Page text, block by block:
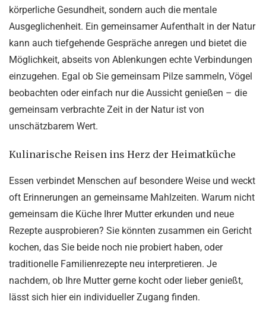
körperliche Gesundheit, sondern auch die mentale
Ausgeglichenheit. Ein gemeinsamer Aufenthalt in der Natur
kann auch tiefgehende Gespräche anregen und bietet die
Möglichkeit, abseits von Ablenkungen echte Verbindungen
einzugehen. Egal ob Sie gemeinsam Pilze sammeln, Vögel
beobachten oder einfach nur die Aussicht genießen – die
gemeinsam verbrachte Zeit in der Natur ist von
unschätzbarem Wert.
Kulinarische Reisen ins Herz der Heimatküche
Essen verbindet Menschen auf besondere Weise und weckt
oft Erinnerungen an gemeinsame Mahlzeiten. Warum nicht
gemeinsam die Küche Ihrer Mutter erkunden und neue
Rezepte ausprobieren? Sie könnten zusammen ein Gericht
kochen, das Sie beide noch nie probiert haben, oder
traditionelle Familienrezepte neu interpretieren. Je
nachdem, ob Ihre Mutter gerne kocht oder lieber genießt,
lässt sich hier ein individueller Zugang finden.